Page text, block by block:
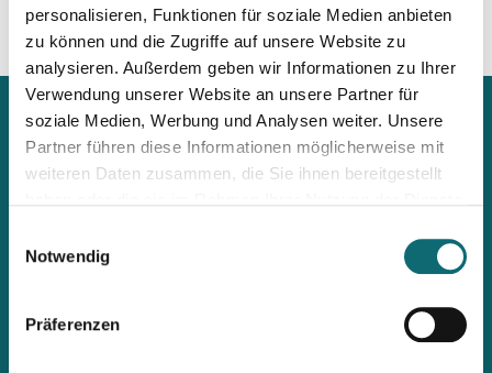
personalisieren, Funktionen für soziale Medien anbieten
zu können und die Zugriffe auf unsere Website zu
analysieren. Außerdem geben wir Informationen zu Ihrer
Verwendung unserer Website an unsere Partner für
soziale Medien, Werbung und Analysen weiter. Unsere
Partner führen diese Informationen möglicherweise mit
weiteren Daten zusammen, die Sie ihnen bereitgestellt
Notwendig
Präferenzen
immer up2date bleiben
internationale Briefings: Wenn ihr als Erste informiert werden